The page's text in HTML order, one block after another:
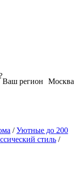
Москва
Ваш регион
/Уютные до 200
стиль /